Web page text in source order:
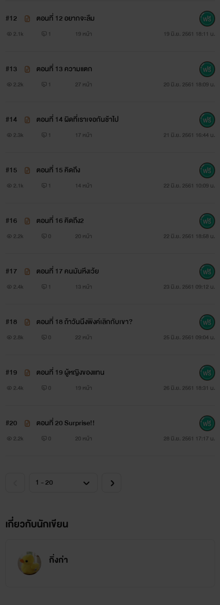
กรณ์ ปกรณ์
เขารักเธอมาก แต่มากไปเลยทำให้เธอมีคนอื่น เพราะความดี
ที่มีมากไปทำให้เธอเลือกใครที่ไม่ใช่เขา
#12 ตอนที่ 12 อยากจะลืม
2.1k 1 19 หน้า 19 มิ.ย. 2561 18:11 น.
#13 ตอนที่ 13 ความแตก
2.2k 1 27 หน้า 20 มิ.ย. 2561 18:09 น.
#14 ตอนที่ 14 ผิดที่เราเจอกันช้าไป
2.3k 1 17 หน้า 21 มิ.ย. 2561 16:44 น.
#15 ตอนที่ 15 คิดถึง
2.1k 1 14 หน้า 22 มิ.ย. 2561 10:09 น.
#16 ตอนที่ 16 คิดถึง2
2.2k 0 20 หน้า 22 มิ.ย. 2561 18:58 น.
#17 ตอนที่ 17 คนมันหึงเว้ย
2.4k 1 13 หน้า 23 มิ.ย. 2561 09:12 น.
#18 ตอนที่ 18 ถ้าวันนึงพิงค์เลิกกับเขา?
2.8k 0 22 หน้า 25 มิ.ย. 2561 09:04 น.
#19 ตอนที่ 19 ผู้หญิงของแทน
2.4k 0 19 หน้า 26 มิ.ย. 2561 18:31 น.
#20 ตอนที่ 20 Surprise!!
2.2k 0 20 หน้า 28 มิ.ย. 2561 17:17 น.
เกี่ยวกับนักเขียน
กิ่งก่า